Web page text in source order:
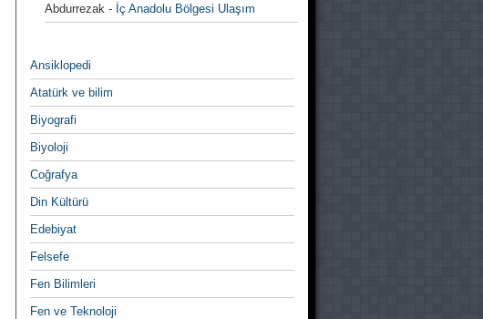
Abdurrezak - İç Anadolu Bölgesi Ulaşım
Ansiklopedi
Atatürk ve bilim
Biyografi
Biyoloji
Coğrafya
Din Kültürü
Edebiyat
Felsefe
Fen Bilimleri
Fen ve Teknoloji